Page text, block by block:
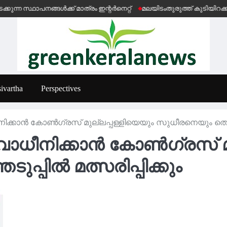
മാത്രം ഇന്റർനെറ്റ് മലയിടംതുരുത്ത് കുടിയിറക്കൽ
Perspectives
കോൺഗ്രസ് മുല്ലപ്പള്ളിയെയും സുധീരനെയും
കോൺഗ്രസ്
മത്സരിപ്പിക്കും